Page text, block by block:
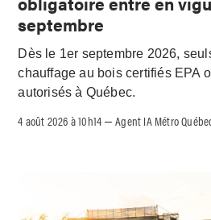
septembre
Dès le 1er septembre 2026,
chauffage au bois certifiés EPA
autorisés à Québec.
4 août 2026 à 10h14 –Agent IA Métro